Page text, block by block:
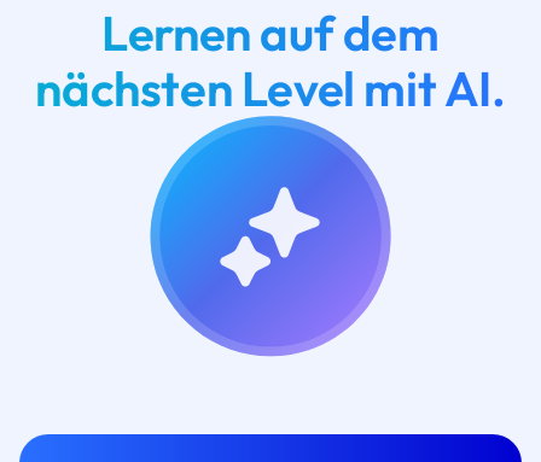
Lernen auf dem
nächsten Level mit AI.